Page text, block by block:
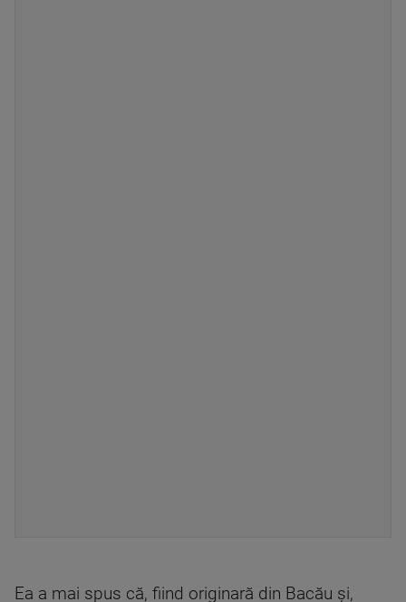
Ea a mai spus că, fiind originară din Bacău și,